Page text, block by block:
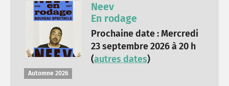
Neev
En rodage
Prochaine date : Mercredi
23 septembre 2026 à 20 h
(autres dates)
Automne 2026